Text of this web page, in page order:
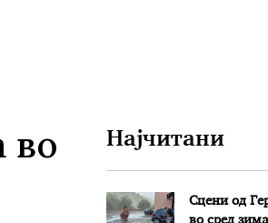
во
Најчитани
Сцени од
во сред